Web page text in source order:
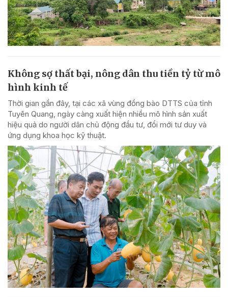
Không sợ thất bại, nông dân thu tiền tỷ từ mô
hình kinh tế
Thời gian gần đây, tại các xã vùng đồng bào DTTS của tỉnh
Tuyên Quang, ngày càng xuất hiện nhiều mô hình sản xuất
hiệu quả do người dân chủ động đầu tư, đổi mới tư duy và
ứng dụng khoa học kỹ thuật.